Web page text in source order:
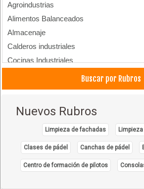
Agroindustrias
Alimentos Balanceados
Almacenaje
Calderos industriales
Cocinas Industriales
Compresoras y Equipos de Aire
Extractores de aire
Ingeniería industrial
Industria de Bebidas
Industrias Alimenticias
Industrias Químicas
Industrias: Instalación y Montaje
Buscar por Rubros
Nuevos Rubros
Limpieza de fachadas
Clases de pádel Canchas de pádel
Centro de formación de pilotos